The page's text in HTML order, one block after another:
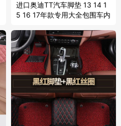
进口奥迪TT汽车脚垫 13 14 1
5 16 17年款专用大全包围车内
+黑色丝圈 2013年款奥迪TT
脚垫